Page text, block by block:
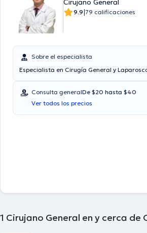
Cirujano General
9.9|79 calificaciones
Sobre el especialista
Especialista en Cirugía General y
Consulta generalDe $20 hasta $40
Ver todos los precios
1 Cirujano General en y cerca de